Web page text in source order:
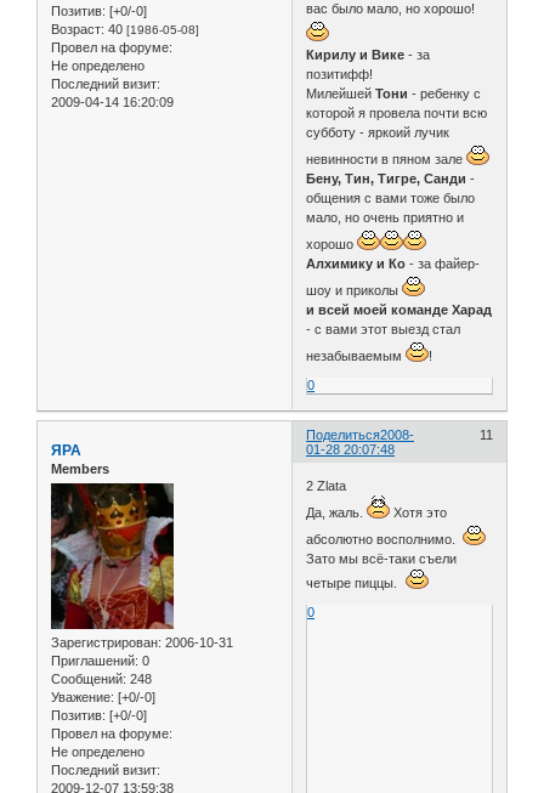
Позитив: [+0/-0]
Возраст: 40 [1986-05-08]
Провел на форуме:
Не определено
Последний визит:
2009-04-14 16:20:09
вас было мало, но хорошо!
Кирилу и Вике - за
позитифф!
МилейшейТони- ребенку с
которой я провела почти всю
субботу - яркоий лучик
невинности в пяном зале
Бену, Тин, Тигре, Санди-
общения с вами тоже было
мало, но очень приятно и
хорошо
Алхимику и Ко - за файер-
шоу и приколы
и всей моей команде Харад
- с вами этот выезд стал
незабываемым
!
0
Поделиться 11
2008-
01-28 20:07:48
ЯРА
Members
Зарегистрирован: 2006-10-31
Приглашений: 0
Сообщений: 248
Уважение: [+0/-0]
Позитив: [+0/-0]
Провел на форуме:
Не определено
Последний визит:
2009-12-07 13:59:38
2 Zlata
Да, жаль.
Хотя это
абсолютно восполнимо.
Зато мы всё-таки съели
четыре пиццы.
0